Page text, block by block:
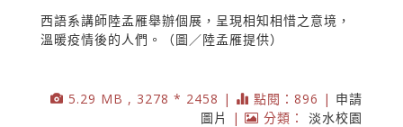
西語系講師陸孟雁舉辦個展，呈現相知相惜之意境，
溫暖疫情後的人們。（圖／陸孟雁提供）
5.29 MB , 3278 * 2458 | 點閱：896 | 申請
圖片
| 分類： 淡水校園